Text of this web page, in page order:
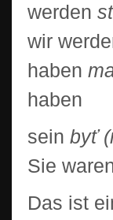
werden
wir
haben
haben
sein byť
Sie
Das ist